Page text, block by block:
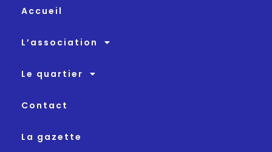
Accueil
L’association
Le quartier
Contact
La gazette